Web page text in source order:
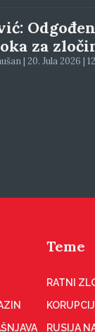
za
| 20. Jula 2026 |
Teme
RATNI
RUSIJA